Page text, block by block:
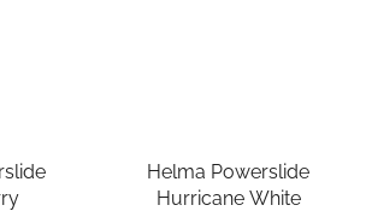
Helma Powerslide
Hurricane White